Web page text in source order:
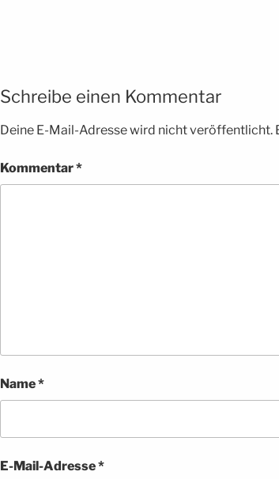
Schreibe einen Kommentar
Deine E-Mail-Adresse wird nicht veröffentlicht.
Kommentar*
Name*
E-Mail-Adresse*